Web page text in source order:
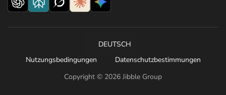
Copyright © 2026 Jibble Group
DEUTSCH
Nutzungsbedingungen
Datenschutzbestimmungen